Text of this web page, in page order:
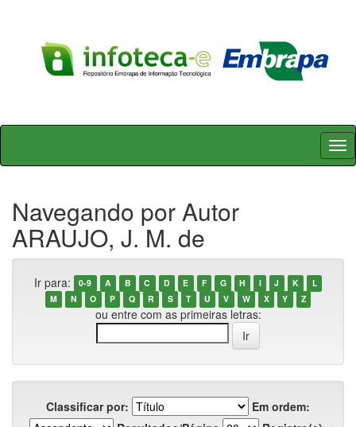
Skip
Navegando por Autor
ARAUJO, J. M. de
Ir para: 0-9 A B C D E F G H I J K
L
M
N O P Q R S T U V W X Y Z
ou entre com as primeiras letras:
Classificar por:
Em ordem: